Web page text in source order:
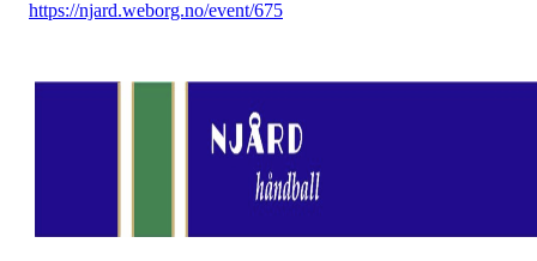
https://njard.weborg.no/event/675